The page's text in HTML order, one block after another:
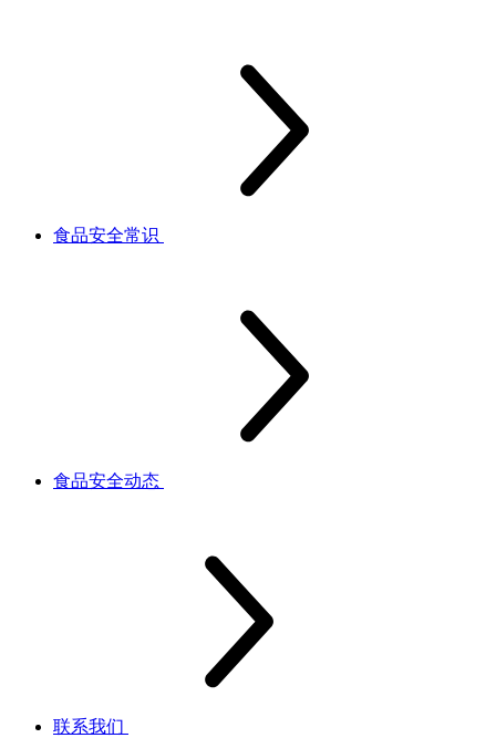
食品安全常识
食品安全动态
联系我们